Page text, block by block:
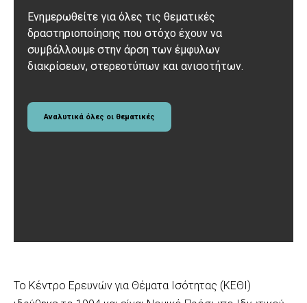
Ενημερωθείτε για όλες τις θεματικές
δραστηριοποίησης που στόχο έχουν να
συμβάλλουμε στην άρση των έμφυλων
διακρίσεων, στερεοτύπων και ανισοτήτων.
Αναλυτικά όλες οι θεματικές
Το Κέντρο Ερευνών για Θέματα Ισότητας (ΚΕΘΙ)